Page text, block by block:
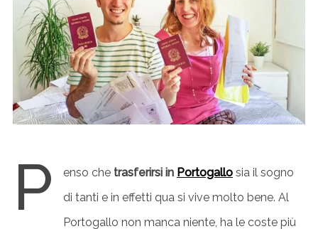
P enso che trasferirsi in Portogallosia il sogno
di tanti e in effetti qua si vive molto bene. Al
Portogallo non manca niente, ha le coste più